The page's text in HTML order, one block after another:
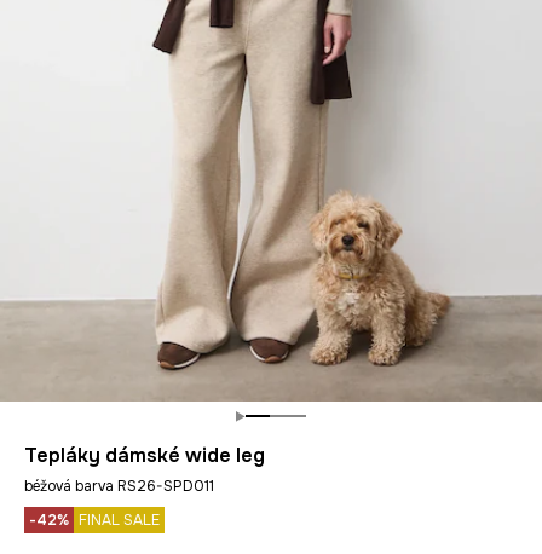
Tepláky dámské wide leg
béžová barva RS26-SPD011
-42% FINAL SALE